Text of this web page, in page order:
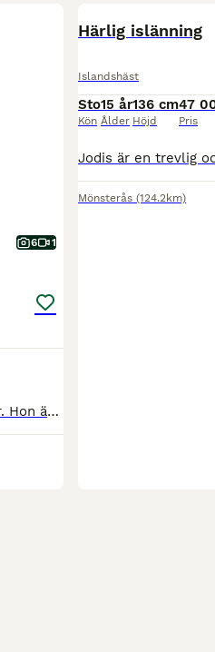
6 1
Safira är av den i Sverige ovanliga rasen Tennessee Walker. Hon är född i augusti 2024 så ca 2 år gammal. Hon är vaccinerad, avmaskad och verkad enligt alla konstens regler. Mäter dryga 150 cm idag så
Härlig islänning
Islandshäst
Sto
Kön
15 år
Ålder
136 cm
Höjd
47
Pris
Mönsterås (124.2km)